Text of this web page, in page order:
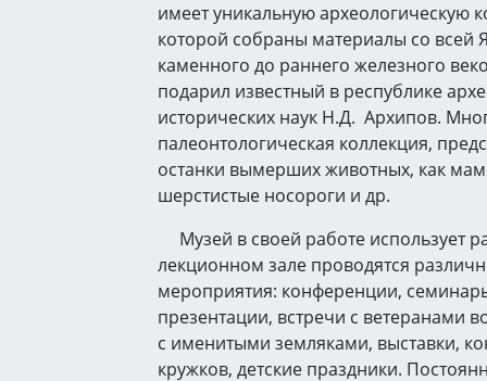
имеет уникальную археологическую
которой собраны материалы со всей
каменного до раннего железного
подарил известный в республике
исторических наук Н.Д. Архипов.
палеонтологическая коллекция,
останки вымерших животных, как
шерстистые носороги и др.
Музей в своей работе использует
лекционном зале проводятся
мероприятия: конференции,
презентации, встречи с ветеранами
с именитыми земляками, выставки,
кружков, детские праздники.